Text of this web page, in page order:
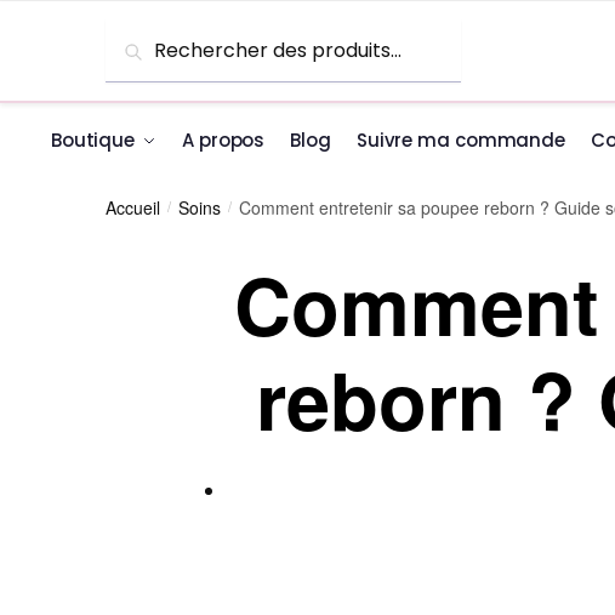
Recherche
Boutique A propos Blog Suivre ma commande
Accueil / Soins / Comment entretenir sa poupee reborn ? Guide
reborn ?